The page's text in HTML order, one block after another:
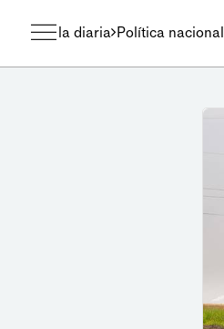
la diaria Política nacional